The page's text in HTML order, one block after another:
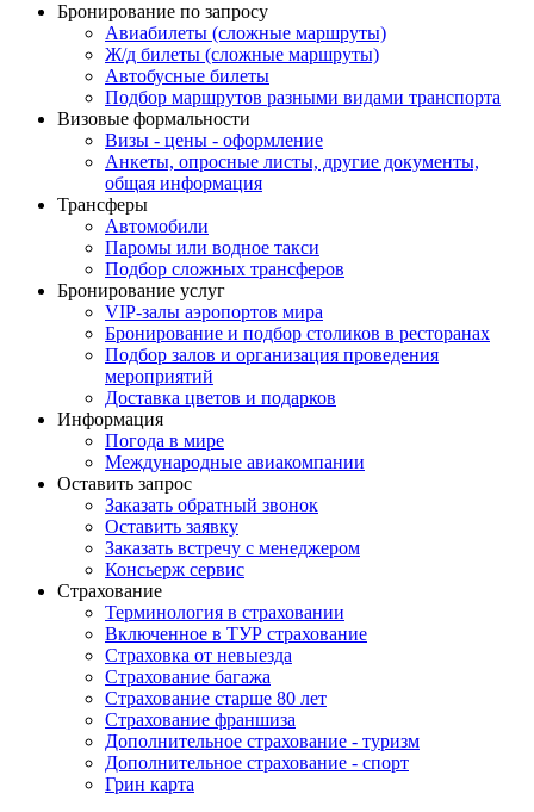
Бронирование по запросу
Авиабилеты (сложные маршруты)
Ж/д билеты (сложные маршруты)
Автобусные билеты
Подбор маршрутов разными видами транспорта
Визовые формальности
Визы - цены - оформление
Анкеты, опросные листы, другие документы,
общая информация
Трансферы
Автомобили
Паромы или водное такси
Подбор сложных трансферов
Бронирование услуг
VIP-залы аэропортов мира
Бронирование и подбор столиков в ресторанах
Подбор залов и организация проведения
мероприятий
Доставка цветов и подарков
Информация
Погода в мире
Международные авиакомпании
Оставить запрос
Заказать обратный звонок
Оставить заявку
Заказать встречу с менеджером
Консьерж сервис
Страхование
Терминология в страховании
Включенное в ТУР страхование
Страховка от невыезда
Страхование багажа
Страхование старше 80 лет
Страхование франшиза
Дополнительное страхование - туризм
Дополнительное страхование - спорт
Грин карта